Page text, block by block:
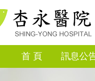
首 頁 訊息公